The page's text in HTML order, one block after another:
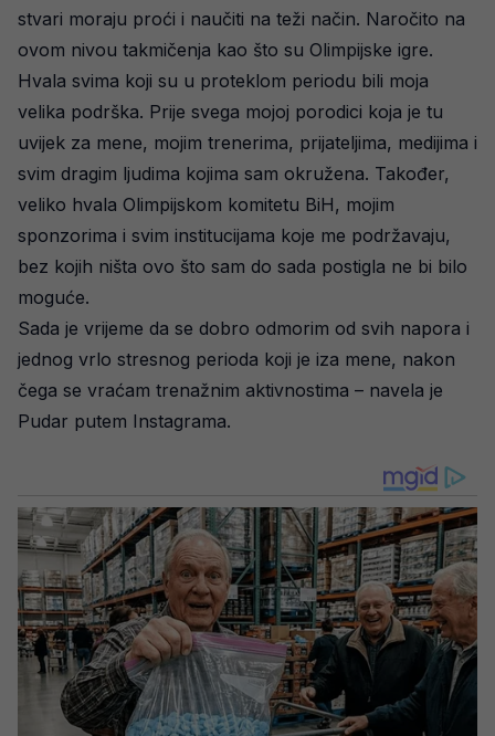
stvari moraju proći i naučiti na teži način. Naročito na
ovom nivou takmičenja kao što su Olimpijske igre.
Hvala svima koji su u proteklom periodu bili moja
velika podrška. Prije svega mojoj porodici koja je tu
uvijek za mene, mojim trenerima, prijateljima, medijima i
svim dragim ljudima kojima sam okružena. Također,
veliko hvala Olimpijskom komitetu BiH, mojim
sponzorima i svim institucijama koje me podržavaju,
bez kojih ništa ovo što sam do sada postigla ne bi bilo
moguće.
Sada je vrijeme da se dobro odmorim od svih napora i
jednog vrlo stresnog perioda koji je iza mene, nakon
čega se vraćam trenažnim aktivnostima – navela je
Pudar putem Instagrama.